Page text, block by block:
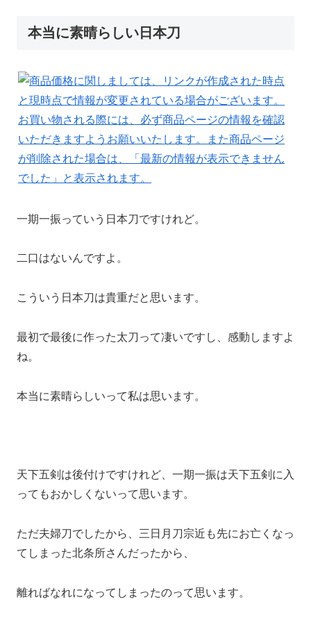
本当に素晴らしい日本刀
一期一振っていう日本刀ですけれど。
二口はないんですよ。
こういう日本刀は貴重だと思います。
最初で最後に作った太刀って凄いですし、感動しますよ
ね。
本当に素晴らしいって私は思います。
天下五剣は後付けですけれど、一期一振は天下五剣に入
ってもおかしくないって思います。
ただ夫婦刀でしたから、三日月刀宗近も先にお亡くなっ
てしまった北条所さんだったから、
離ればなれになってしまったのって思います。